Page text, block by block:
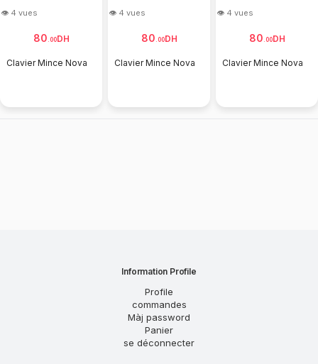
👁 4 vues
80 00DH
Clavier Mince Nova
👁 4 vues
80 00DH
Clavier Mince Nova
👁 4 vues
80 00DH
Clavier Mince Nova
Information Profile
Profile
commandes
Màj password
Panier
se déconnecter